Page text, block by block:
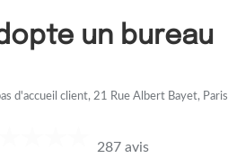
un bureau
d'accueil client, 21 Rue Albert Bayet, Paris
287 avis